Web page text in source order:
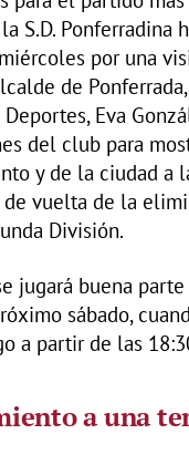
S.D. Ponferradina
por una
de
Eva
del club para
y de la ciudad a
vuelta de la
División.
jugará buena
sábado,
a partir de las
a una